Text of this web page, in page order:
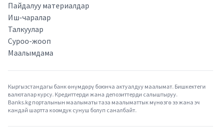
Пайдалуу материалдар
Иш-чаралар
Талкуулар
Суроо-жооп
Маалымдама
Кыргызстандагы банк өнүмдөрү боюнча актуалдуу маалымат. Бишкектеги
валюталар курсу. Кредиттерди жана депозиттерди салыштыруу.
Banks.kg порталынын маалыматы таза маалыматтык мүнөзгө ээ жана эч
кандай шартта коомдук сунуш болуп саналбайт.